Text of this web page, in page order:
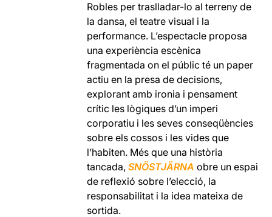
Robles per traslladar-lo al terreny de
la dansa, el teatre visual i la
performance. L’espectacle proposa
una experiència escènica
fragmentada on el públic té un paper
actiu en la presa de decisions,
explorant amb ironia i pensament
crític les lògiques d’un imperi
corporatiu i les seves conseqüències
sobre els cossos i les vides que
l’habiten. Més que una història
tancada, SNÖSTJÄRNA obre un espai
de reflexió sobre l’elecció, la
responsabilitat i la idea mateixa de
sortida.